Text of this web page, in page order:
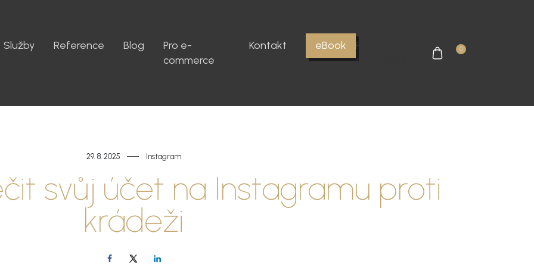
Pro e-
commerce
0
Služby Reference Blog
Pro e-
commerce
Kontakt eBook
29. 8. 2025 Instagram
svůj účet na Instagramu proti
krádeži